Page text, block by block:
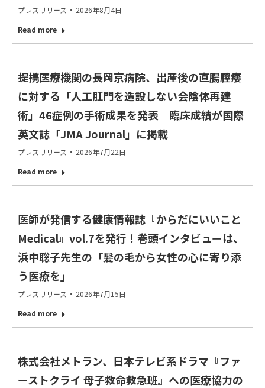
プレスリリース
2026年8月4日
Read more
提携医療機関の長岡京病院、出産後の直腸膣瘻
に対する「人工肛門を造設しない会陰体再建
術」46症例の手術成果を発表 臨床成績が国際
英文誌「JMA Journal」に掲載
プレスリリース
2026年7月22日
Read more
医師が発信する健康情報誌『からだにいいこと
Medical』vol.7を発行！巻頭インタビューは、
浜中聡子先生の「髪の毛から女性の心に寄り添
う医療を」
プレスリリース
2026年7月15日
Read more
株式会社メトラン、日本テレビ系ドラマ『ファ
ーストクライ 母子救命救急班』への医療協力の